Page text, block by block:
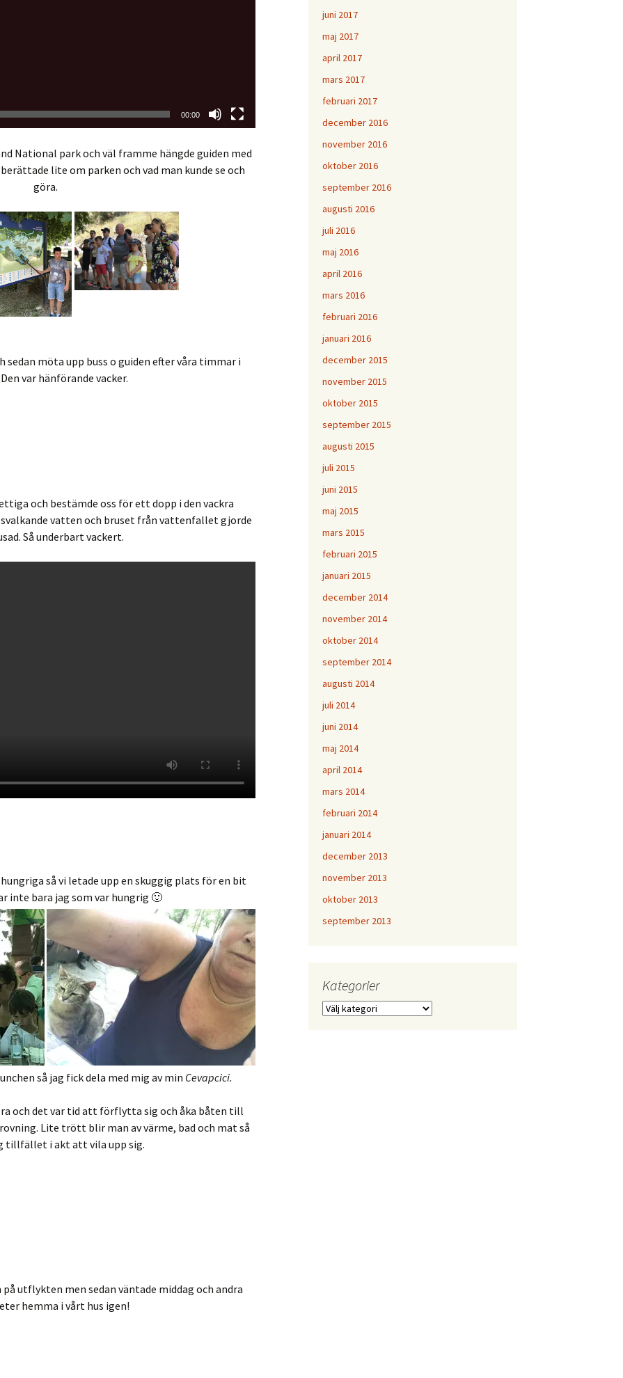
00:00
National park och väl framme hängde guiden med
lite om parken och vad man kunde se och
göra.
sedan möta upp buss o guiden efter våra timmar i
var hänförande vacker.
och bestämde oss för ett dopp i den vackra
vatten och bruset från vattenfallet gjorde
Så underbart vackert.
så vi letade upp en skuggig plats för en bit
inte bara jag som var hungrig 🙂
så jag fick dela med mig av min Cevapcici.
och det var tid att förflytta sig och åka båten till
Lite trött blir man av värme, bad och mat så
tillfället i akt att vila upp sig.
utflykten men sedan väntade middag och andra
hemma i vårt hus igen!
juni 2017
maj 2017
april 2017
mars 2017
februari 2017
december 2016
november 2016
oktober 2016
september 2016
augusti 2016
juli 2016
maj 2016
april 2016
mars 2016
februari 2016
januari 2016
december 2015
november 2015
oktober 2015
september 2015
augusti 2015
juli 2015
juni 2015
maj 2015
mars 2015
februari 2015
januari 2015
december 2014
november 2014
oktober 2014
september 2014
augusti 2014
juli 2014
juni 2014
maj 2014
april 2014
mars 2014
februari 2014
januari 2014
december 2013
november 2013
oktober 2013
september 2013
Kategorier
Kategorier